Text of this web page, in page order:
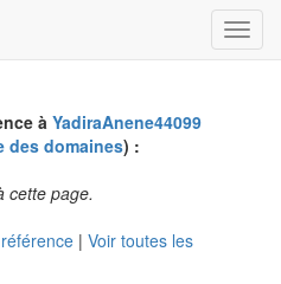
à YadiraAnene44099
des domaines) :
cette page.
| Voir toutes les